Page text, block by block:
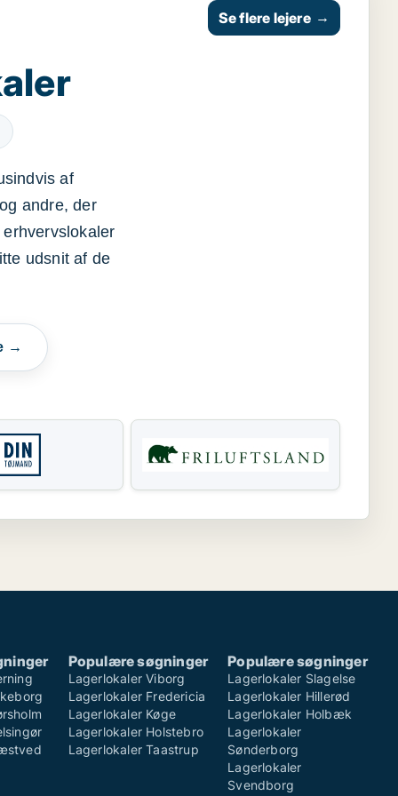
af
andre, der
udsnit af de
→
Se flere lejere →
Populære søgninger
Lagerlokaler Viborg
Lagerlokaler Fredericia
Lagerlokaler Køge
Lagerlokaler Holstebro
Lagerlokaler Taastrup
Populære søgninger
Lagerlokaler Slagelse
Lagerlokaler Hillerød
Lagerlokaler Holbæk
Lagerlokaler
Sønderborg
Lagerlokaler
Svendborg